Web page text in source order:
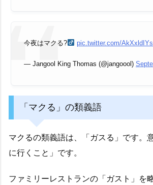
今夜はマクる?‍ pic.twitter.com/
— Jangool King Thomas (@jangoool)
「マクる」の類義語
マクるの類義語は、「ガスる」です。
に行くこと」です。
ファミリーレストランの「ガスト」を